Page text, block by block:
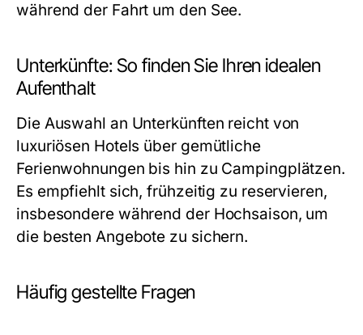
während der Fahrt um den See.
Unterkünfte: So finden Sie Ihren idealen
Aufenthalt
Die Auswahl an Unterkünften reicht von
luxuriösen Hotels über gemütliche
Ferienwohnungen bis hin zu Campingplätzen.
Es empfiehlt sich, frühzeitig zu reservieren,
insbesondere während der Hochsaison, um
die besten Angebote zu sichern.
Häufig gestellte Fragen